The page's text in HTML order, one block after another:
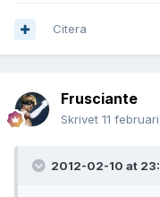
Citera
Frusciante
Skrivet 11
2012-02-10 at